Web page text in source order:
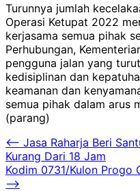
Turunnya jumlah
Operasi Ketupat 2022
kerjasama semua pihak
Perhubungan,
pengguna jalan yang
kedisiplinan dan
keamanan dan
semua pihak dalam arus
(parang)
Navigasi
pos
⟵ Jasa Raharja Beri
Kurang Dari 18 Jam
Kodim 0731/Kulon Progo
⟶